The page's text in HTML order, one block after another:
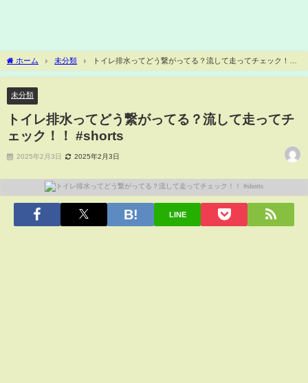
ホーム 未分類
トイレ排水ってどう繋がってる？流して走ってチェック！！
#shorts
未分類
トイレ排水ってどう繋がってる？流して走ってチ
ェック！！ #shorts
2025年2月3日 2025年2月3日
LINE